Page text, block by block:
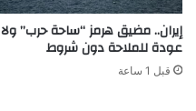
إيران.. مضيق هرمز “ساحة حرب” ولا
عودة للملاحة دون شروط
قبل 1 ساعة